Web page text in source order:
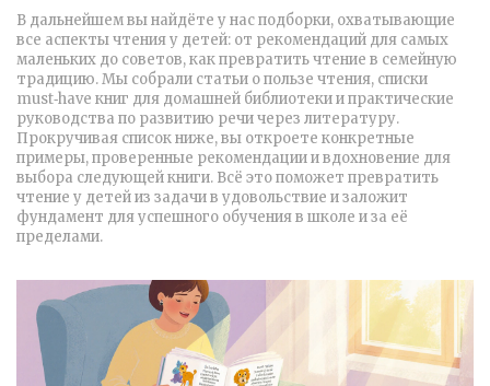
В дальнейшем вы найдёте у нас подборки, охватывающие
все аспекты чтения у детей: от рекомендаций для самых
маленьких до советов, как превратить чтение в семейную
традицию. Мы собрали статьи о пользе чтения, списки
must‑have книг для домашней библиотеки и практические
руководства по развитию речи через литературу.
Прокручивая список ниже, вы откроете конкретные
примеры, проверенные рекомендации и вдохновение для
выбора следующей книги. Всё это поможет превратить
чтение у детей из задачи в удовольствие и заложит
фундамент для успешного обучения в школе и за её
пределами.